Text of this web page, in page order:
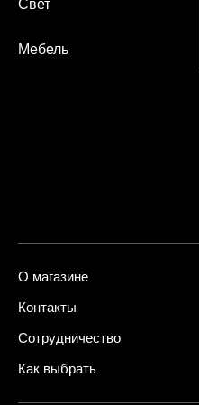
Свет
Мебель
О магазине
Контакты
Сотрудничество
Как выбрать